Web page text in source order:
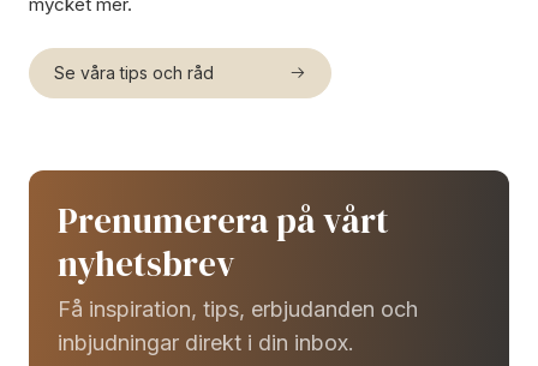
Se våra tips och råd
Prenumerera på vårt
nyhetsbrev
Få inspiration, tips, erbjudanden och
inbjudningar direkt i din inbox.